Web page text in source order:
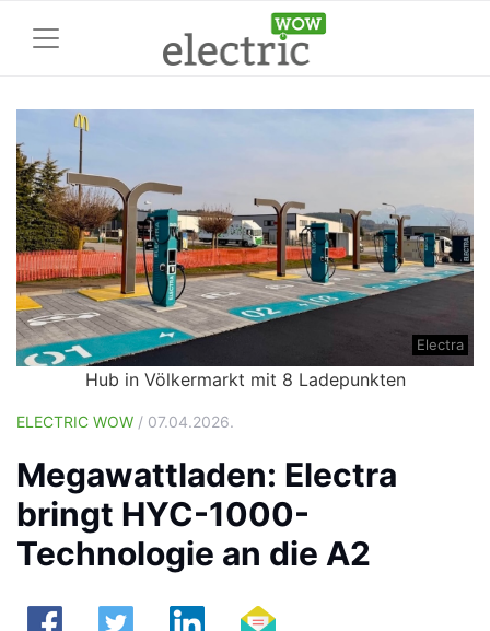
Electra
Hub in Völkermarkt mit 8 Ladepunkten
ELECTRIC WOW / 07.04.2026.
Megawattladen: Electra
bringt HYC-1000-
Technologie an die A2